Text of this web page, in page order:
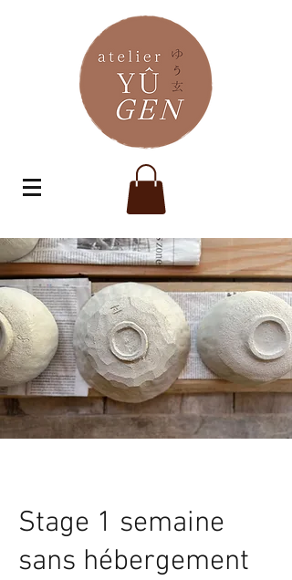
Stage 1 semaine
sans hébergement